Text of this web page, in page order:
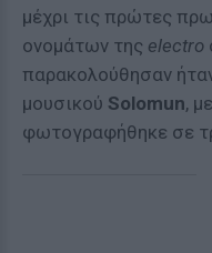
μέχρι τις πρώτες
ονομάτων της electro
παρακολούθησαν
μουσικού Solomun,
φωτογραφήθηκε σε